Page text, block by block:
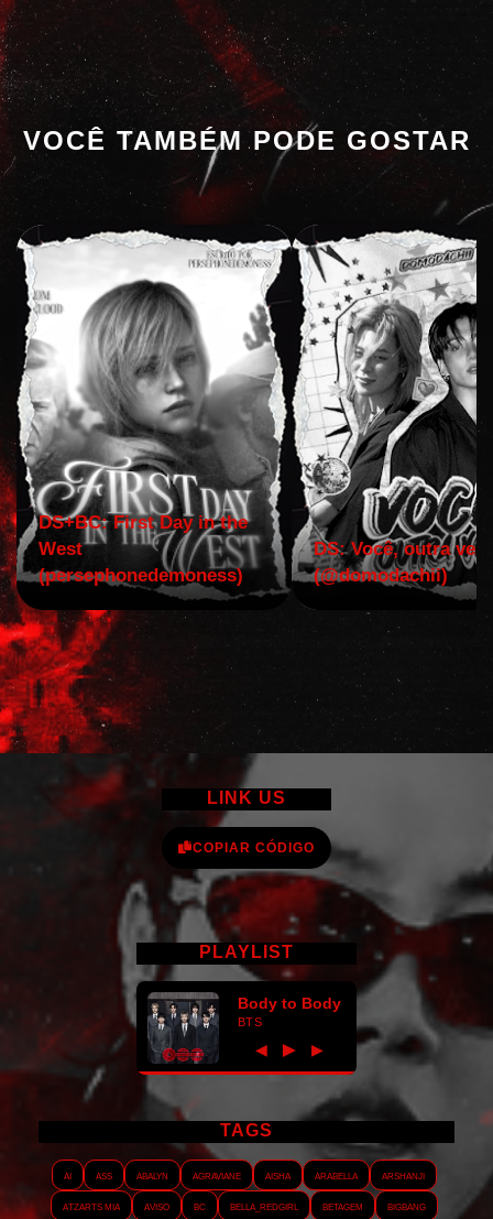
VOCÊ TAMBÉM PODE GOSTAR
DS+BC: First Day in the
West
(persephonedemoness)
DS: Você, outra vez!
(@domodachii)
LINK US
COPIAR CÓDIGO
PLAYLIST
Body to Body
BTS
◀ ► ▶
TAGS
AI ASS Abalyn Agraviane Aisha Arabella
Arshanji
Atzarts Mia
Aviso BC Bella_RedGirl Betagem Bigbang